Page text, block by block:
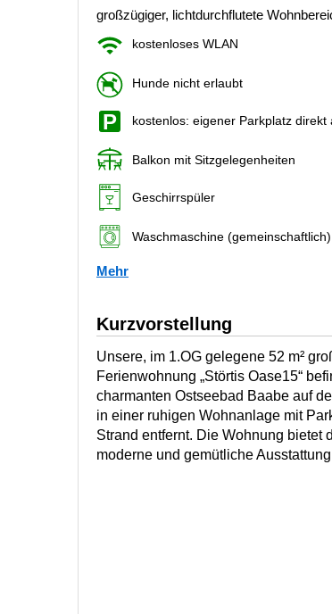
großzügiger, lichtdurchflutete
kostenloses WLAN
Hunde nicht erlaubt
kostenlos: eigener Parkplatz direkt
Balkon mit Sitzgelegenheiten
Geschirrspüler
Waschmaschine (gemeinschaftlich)
Mehr
Kurzvorstellung
Unsere, im 1.OG gelegene 52 m²
Ferienwohnung „Störtis Oase15“
charmanten Ostseebad Baabe auf
in einer ruhigen Wohnanlage mit
Strand entfernt. Die Wohnung bietet
moderne und gemütliche